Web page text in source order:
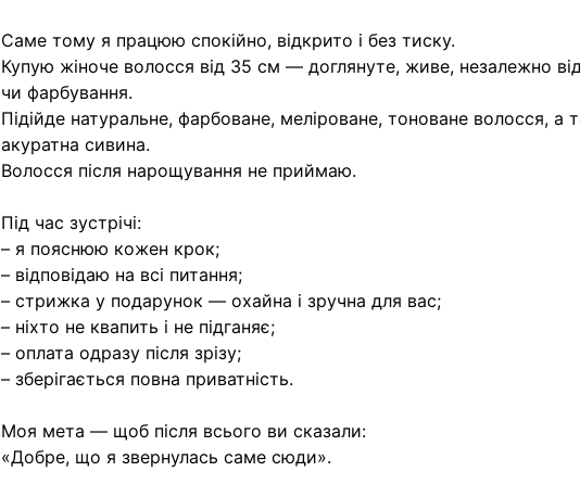
Саме тому я працюю спокійно, відкрито і без тиску.
Купую жіноче волосся від 35 см — доглянуте, живе, незалежно
чи фарбування.
Підійде натуральне, фарбоване, меліроване, тоноване волосся, а
акуратна сивина.
Волосся після нарощування не приймаю.
Під час зустрічі:
– я пояснюю кожен крок;
– відповідаю на всі питання;
– стрижка у подарунок — охайна і зручна для вас;
– ніхто не квапить і не підганяє;
– оплата одразу після зрізу;
– зберігається повна приватність.
Моя мета — щоб після всього ви сказали:
«Добре, що я звернулась саме сюди».